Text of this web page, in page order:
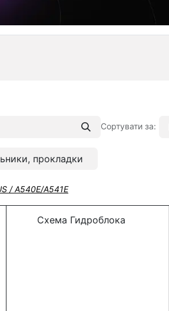
Сортувати за:
прокладки
/ A540E/A541E
Схема Гидроблока